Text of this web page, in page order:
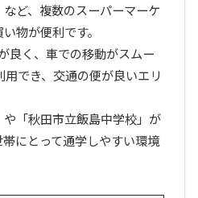
など、複数のスーパーマーケ
物が便利です。
良く、車での移動がスムー
でき、交通の便が良いエリ
や「秋田市立飯島中学校」が
にとって通学しやすい環境